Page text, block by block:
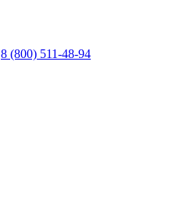
8 (800) 511-48-94